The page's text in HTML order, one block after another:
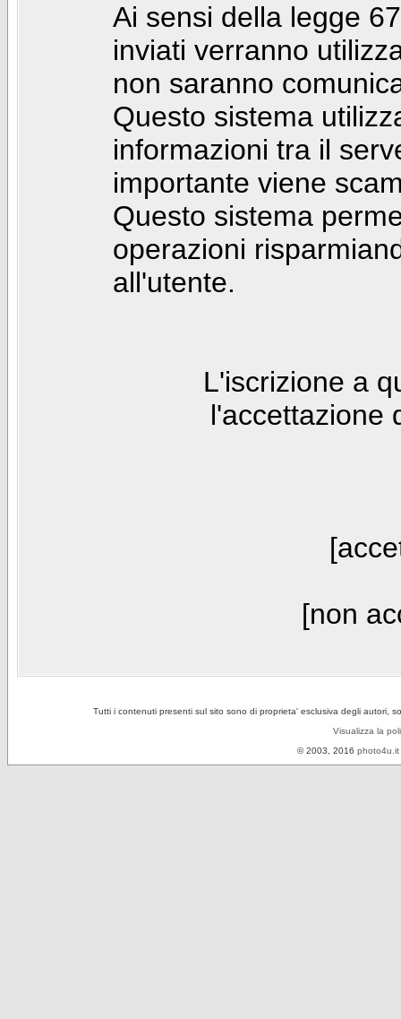
Ai sensi della legge
inviati verranno
non saranno
Questo sistema
informazioni tra il
importante viene
Questo sistema
operazioni
all'utente.
L'iscrizione a
l'accettazione
[non
Tutti i contenuti presenti sul sito sono di proprieta' esclusiva degli autori,
Visualizza la
© 2003, 2016 photo4u.it